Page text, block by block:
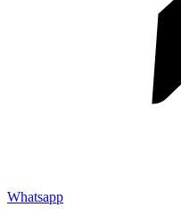
Whatsapp